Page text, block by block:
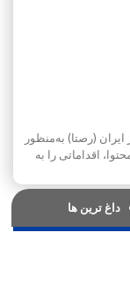
(رصتا) به‌منظور
اقداماتی را به
داغ ترین ها